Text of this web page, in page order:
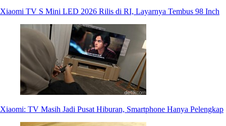
Xiaomi TV S Mini LED 2026 Rilis di RI, Layarnya Tembus 98 Inch
Xiaomi: TV Masih Jadi Pusat Hiburan, Smartphone Hanya Pelengkap